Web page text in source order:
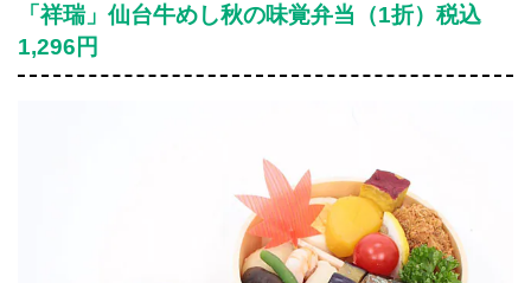
「祥瑞」仙台牛めし秋の味覚弁当（1折）税込
1,296円